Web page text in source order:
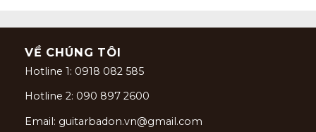
VỀ CHÚNG TÔI
Hotline 1: 0918 082 585
Hotline 2: 090 897 2600
Email: guitarbadon.vn@gmail.com